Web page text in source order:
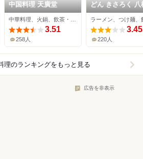
中国料理 天廣堂
3.51
258人
どん きさろく 八
ラーメン、つけ麺、
3.45
220人
理のランキングをもっと見る
広告を非表示